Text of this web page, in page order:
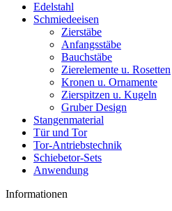
Edelstahl
Schmiedeeisen
Zierstäbe
Anfangsstäbe
Bauchstäbe
Zierelemente u. Rosetten
Kronen u. Ornamente
Zierspitzen u. Kugeln
Gruber Design
Stangenmaterial
Tür und Tor
Tor-Antriebstechnik
Schiebetor-Sets
Anwendung
Informationen